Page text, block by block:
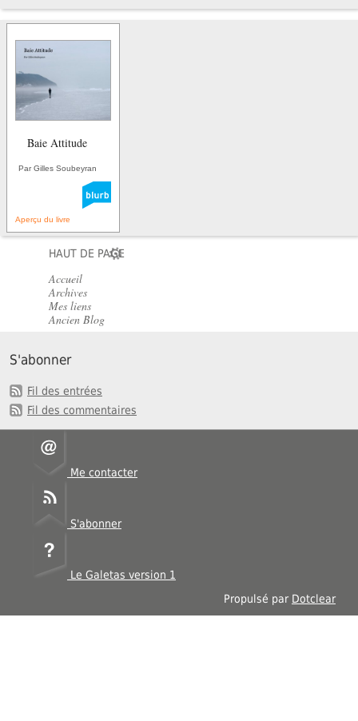
Baie Attitude
Par Gilles Soubeyran
Aperçu du livre
HAUT DE PAGE
Accueil
Archives
Mes liens
Ancien Blog
S'abonner
Fil des entrées
Fil des commentaires
Me contacter
S'abonner
Le Galetas version 1
Propulsé par Dotclear